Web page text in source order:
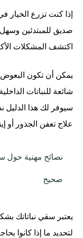
إذا كنت تزرع الخيار
صديق للمبتدئين
اكتشف المشكلات
يمكن أن تكون
شائعة للنباتات
سيوفر لك هذا الدليل
علاج تعفن الجذور أو
نصائح مهنية حول
صحيح
يعتبر سقي نباتاتك
لتحديد ما إذا كانوا